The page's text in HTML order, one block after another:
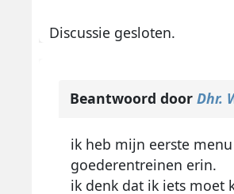
Discussie gesloten.
Beantwoord door Dhr.
ik heb mijn eerste
goederentreinen erin.
ik denk dat ik iets moet